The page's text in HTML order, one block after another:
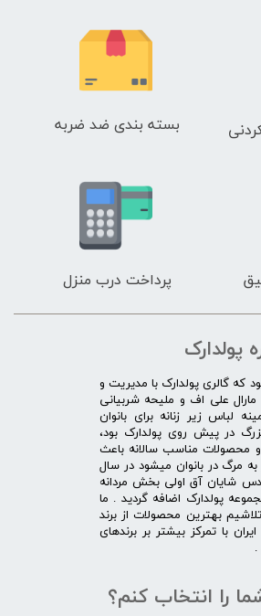
بسته بندی ضد ضربه
پرداخت درب منزل
پولدارک
بهمن ماه 1395 بود که گالری پولدارک با مدیریت و
مارال علی اف و ملیحه شربیانی
لباس زیر زنانه برای بانوان
در پیش روی پولدارک بود،
و محصولات مناسب سالانه باعث
به مرگ در بانوان میشود در سال
شایان آق اولی بخش مردانه
پولدارک اضافه گردید . ما
بهترین محصولات از برند
با تمرکز بیشتر بر برندهای
.​​​​​​​
را انتخاب کنم؟